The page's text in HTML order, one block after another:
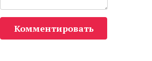
Комментировать